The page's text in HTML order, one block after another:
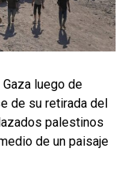
luego de
de su retirada del
palestinos
de un paisaje